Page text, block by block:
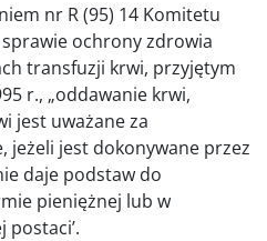
nr R (95) 14 Komitetu
ochrony zdrowia
transfuzji krwi, przyjętym
r., „oddawanie krwi,
jest uważane za
jeżeli jest dokonywane przez
daje podstaw do
pieniężnej lub w
postaci’.